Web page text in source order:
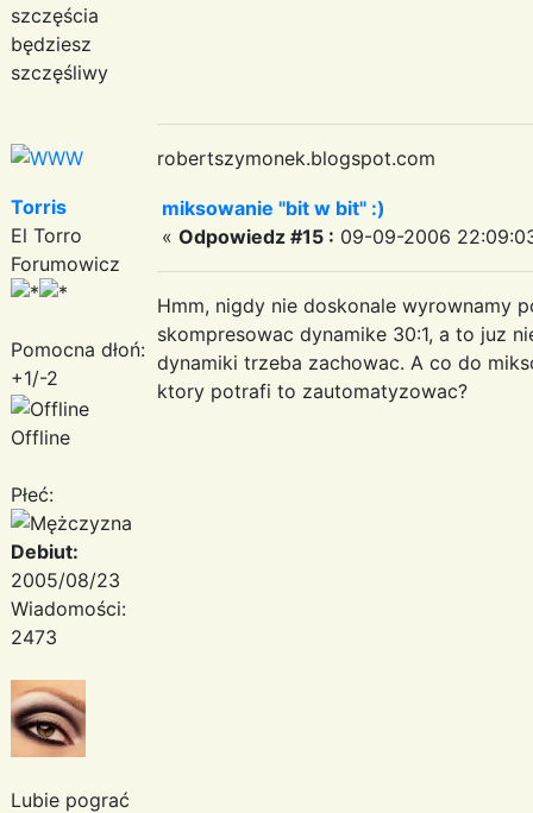
szczęścia
będziesz
szczęśliwy
robertszymonek.blogspot.com
Torris
El Torro
Forumowicz
Pomocna dłoń:
+1/-2
Offline
Płeć:
Debiut:
2005/08/23
Wiadomości:
2473
Lubie pograć
miksowanie "bit w bit" :)
« Odpowiedz #15 : 09-09-2006
Hmm, nigdy nie doskonale wyrownamy
skompresowac dynamike 30:1, a to juz
dynamiki trzeba zachowac. A co do
ktory potrafi to zautomatyzowac?